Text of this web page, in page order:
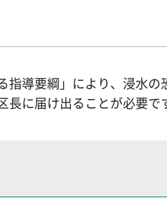
指導要綱」により、浸水
に届け出ることが必要で